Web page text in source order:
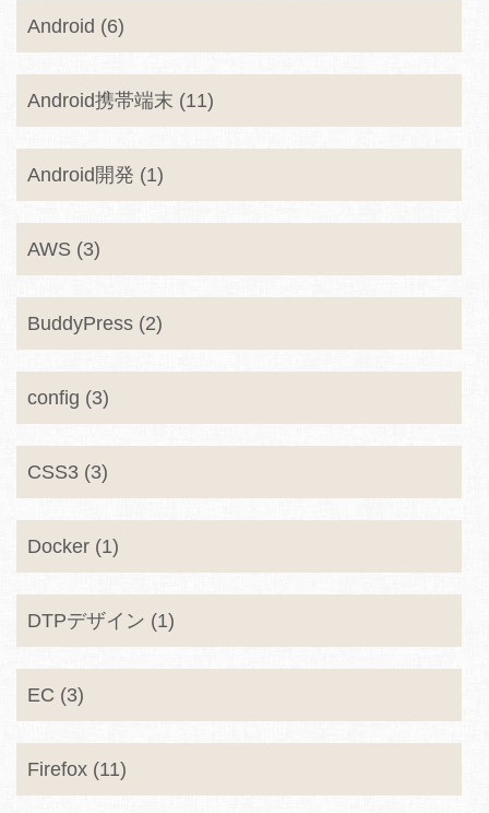
Android (6)
Android携帯端末 (11)
Android開発 (1)
AWS (3)
BuddyPress (2)
config (3)
CSS3 (3)
Docker (1)
DTPデザイン (1)
EC (3)
Firefox (11)